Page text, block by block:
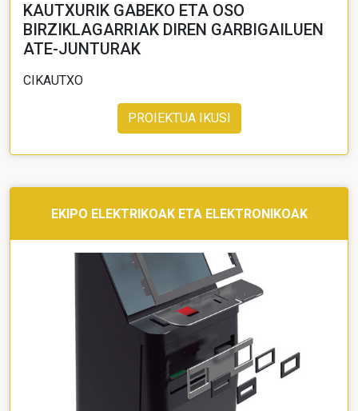
KAUTXURIK GABEKO ETA OSO
BIRZIKLAGARRIAK DIREN GARBIGAILUEN
ATE-JUNTURAK
CIKAUTXO
PROIEKTUA IKUSI
EKIPO ELEKTRIKOAK ETA ELEKTRONIKOAK